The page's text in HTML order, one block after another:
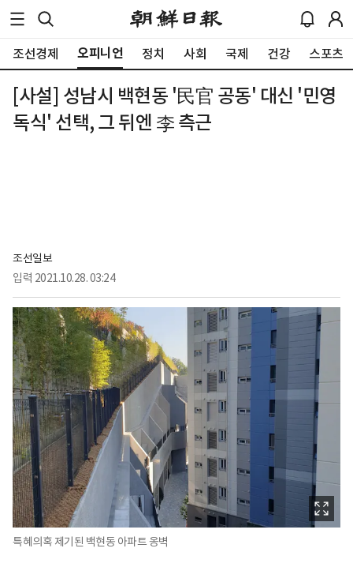
조선경제 오피니언 정치 사회 국제 건강 스포츠
[사설] 성남시 백현동 '民官 공동' 대신 '민영
독식' 선택, 그 뒤엔 李 측근
조선일보
입력 2021.10.28. 03:24
특혜의혹 제기된 백현동 아파트 옹벽